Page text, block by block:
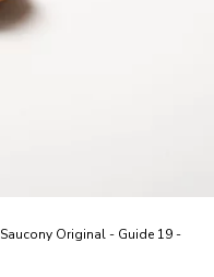
Saucony Original - Guide 19 -